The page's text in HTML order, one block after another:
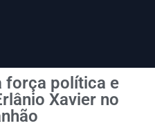
força política e
Xavier no